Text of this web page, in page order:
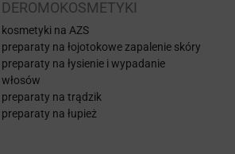
DEROMOKOSMETYKI
kosmetyki na AZS
preparaty na łojotokowe zapalenie skóry
preparaty na łysienie i wypadanie
włosów
preparaty na trądzik
preparaty na łupież